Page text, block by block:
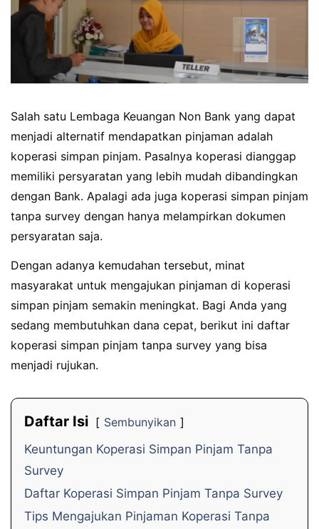
Salah satu Lembaga Keuangan Non Bank yang dapat
menjadi alternatif mendapatkan pinjaman adalah
koperasi simpan pinjam. Pasalnya koperasi dianggap
memiliki persyaratan yang lebih mudah dibandingkan
dengan Bank. Apalagi ada juga koperasi simpan pinjam
tanpa survey dengan hanya melampirkan dokumen
persyaratan saja.
Dengan adanya kemudahan tersebut, minat
masyarakat untuk mengajukan pinjaman di koperasi
simpan pinjam semakin meningkat. Bagi Anda yang
sedang membutuhkan dana cepat, berikut ini daftar
koperasi simpan pinjam tanpa survey yang bisa
menjadi rujukan.
Daftar Isi
Sembunyikan
Keuntungan Koperasi Simpan Pinjam Tanpa
Survey
Daftar Koperasi Simpan Pinjam Tanpa Survey
Tips Mengajukan Pinjaman Koperasi Tanpa